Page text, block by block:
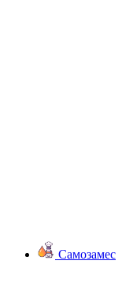
Самозамес